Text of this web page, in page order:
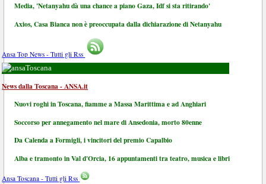
Media, 'Netanyahu dà una chance a piano Gaza, Idf si sta ritirando'
Axios, Casa Bianca non è preoccupata dalla dichiarazione di Netanyahu
Ansa Top News - Tutti gli Rss
Toscana
News dalla Toscana - ANSA.it
Nuovi roghi in Toscana, fiamme a Massa Marittima e ad Anghiari
Soccorso per annegamento nel mare di Ansedonia, morto 80enne
Da Calenda a Formigli, i vincitori del premio Capalbio
Alba e tramonto in Val d'Orcia, 16 appuntamenti tra teatro, musica e libri
Ansa Toscana - Tutti gli Rss